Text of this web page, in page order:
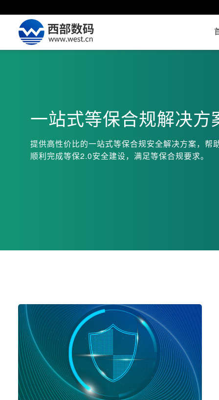
一站式等保合规解决方
提供高性价比的一站式等保合规安全解决方案，
顺利完成等保2.0安全建设，满足等保合规要求。